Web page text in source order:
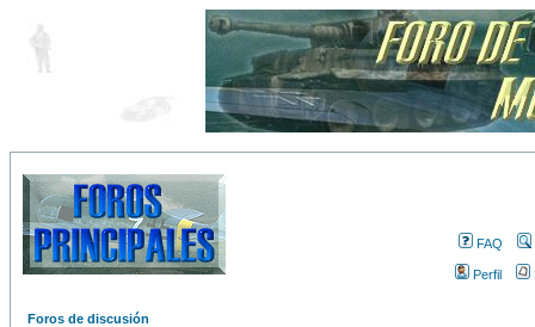
FAQ
Perfil
Foros de discusión